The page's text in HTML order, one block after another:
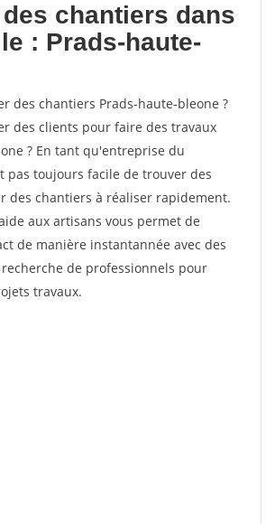
chantiers dans
: Prads-haute-
des chantiers Prads-haute-bleone ?
des clients pour faire des travaux
? En tant qu'entreprise du
pas toujours facile de trouver des
des chantiers à réaliser rapidement.
aux artisans vous permet de
de manière instantannée avec des
de professionnels pour
travaux.